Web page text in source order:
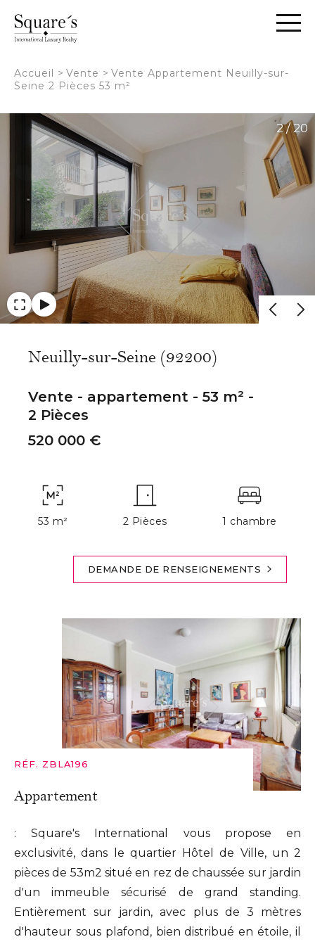
Accueil > Vente > Vente Appartement Neuilly-sur-
Seine 2 Pièces 53 m²
2 / 20
Neuilly-sur-Seine (92200)
Vente - appartement - 53 m² -
2 Pièces
520 000 €
53 m² 2 Pièces 1 chambre
DEMANDE DE RENSEIGNEMENTS
RÉF. ZBLA196
Appartement
: Square's International vous propose en
exclusivité, dans le quartier Hôtel de Ville, un 2
pièces de 53m2 situé en rez de chaussée sur jardin
d'un immeuble sécurisé de grand standing.
Entièrement sur jardin, avec plus de 3 mètres
d'hauteur sous plafond, bien distribué en étoile, il